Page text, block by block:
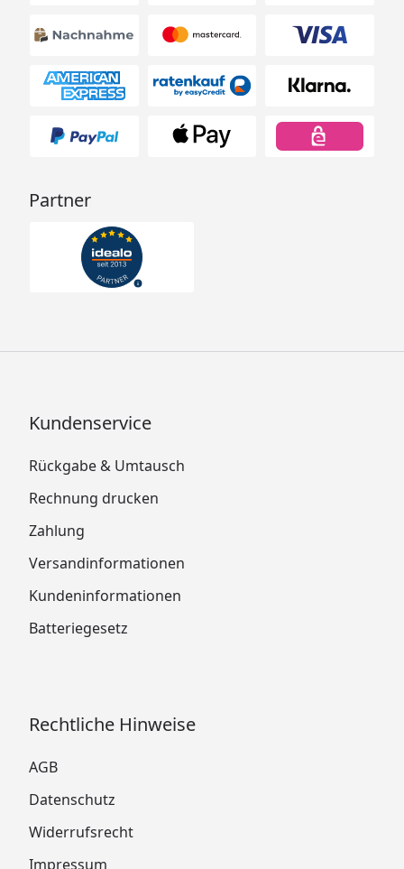
Partner
Kundenservice
Rückgabe & Umtausch
Rechnung drucken
Zahlung
Versandinformationen
Kundeninformationen
Batteriegesetz
Rechtliche Hinweise
AGB
Datenschutz
Widerrufsrecht
Impressum